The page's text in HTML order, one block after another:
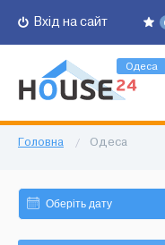
Вхід на сайт
Одеса
Головна / Одеса